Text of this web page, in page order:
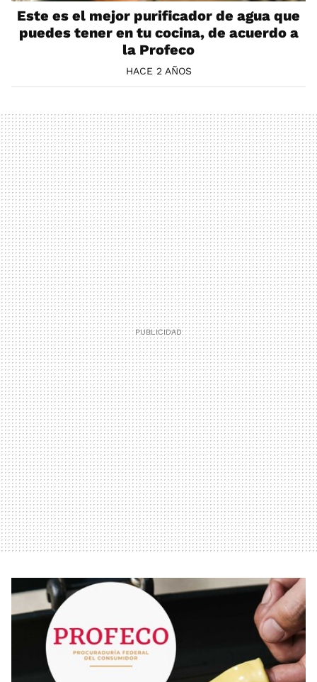
Este es el mejor purificador de agua que
puedes tener en tu cocina, de acuerdo a
la Profeco
HACE 2 AÑOS